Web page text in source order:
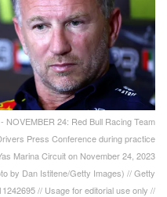
NOVEMBER 24: Red Bull Racing Team
Press Conference during practice
Marina Circuit on November 24, 2023
by Dan Istitene/Getty Images) // Getty
// Usage for editorial use only //